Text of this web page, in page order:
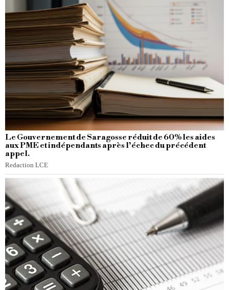
Le Gouvernement de Saragosse réduit de 60% les aides
aux PME et indépendants après l’échec du précédent
appel.
Redaction LCE